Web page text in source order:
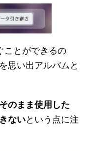
ことができるの
思い出アルバムと
のまま使用した
ないという点に注